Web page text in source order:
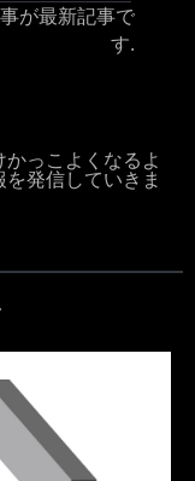
が最新記事で
す.
っこよくなるよ
発信していきま